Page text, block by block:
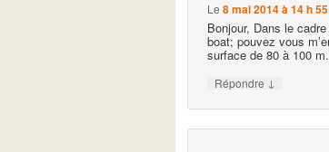
Le8 mai 2014 à 14 h
Bonjour, Dans le
boat; pouvez vous
surface de 80 à 100
Répondre ↓